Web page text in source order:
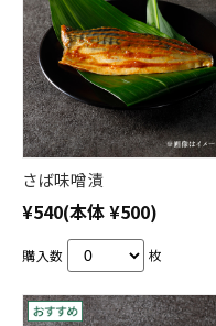
さば味噌漬
¥540(本体 ¥500)
購入数 枚